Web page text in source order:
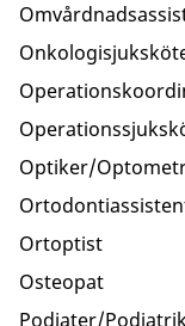
Optiker/
Ortoptist
Osteopat
Podiater/